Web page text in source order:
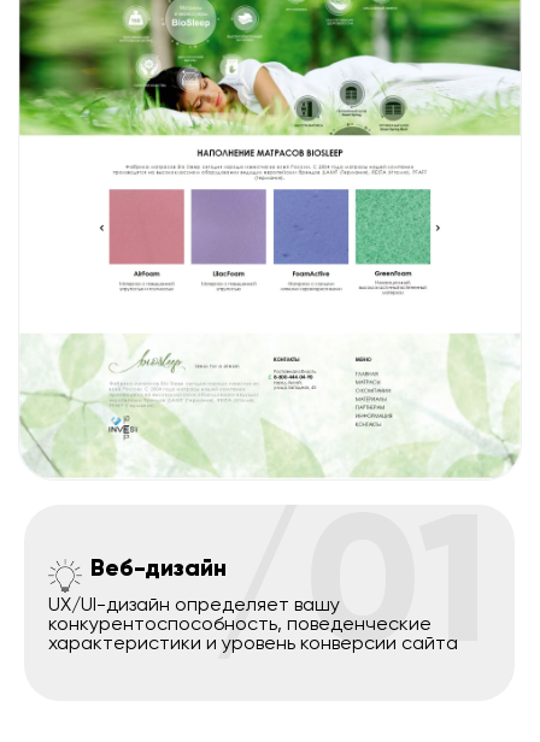
/01
Веб-дизайн
UX/UI-дизайн определяет вашу
конкурентоспособность, поведенческие
характеристики и уровень конверсии сайта